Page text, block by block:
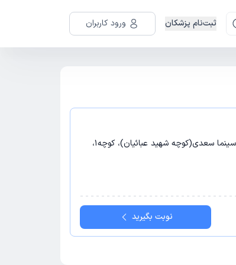
ثبت‌نام پزشکان ورود کاربران
شیراز - شیراز، خیابان زند، روبروی بیست متری سینما سعدی(کوچه شهید عبائیان)، کوچه1،
نوبت بگیرید